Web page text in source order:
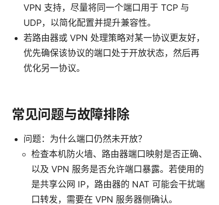
VPN 支持，尽量将同一个端口用于 TCP 与
UDP，以简化配置并提升兼容性。
若路由器或 VPN 处理策略对某一协议更友好，
优先确保该协议的端口处于开放状态，然后再
优化另一协议。
常见问题与故障排除
问题：为什么端口仍然未开放？
检查本机防火墙、路由器端口映射是否正确、
以及 VPN 服务是否允许端口暴露。若使用的
是共享公网 IP，路由器的 NAT 可能会干扰端
口转发，需要在 VPN 服务器侧确认。